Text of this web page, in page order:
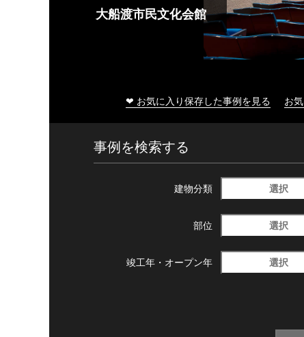
大船渡市民文化会館
❤ お気に入り保存した事例を見る お
事例を検索する
建物分類 選択
部位 選択
竣工年・ オープン年 選択